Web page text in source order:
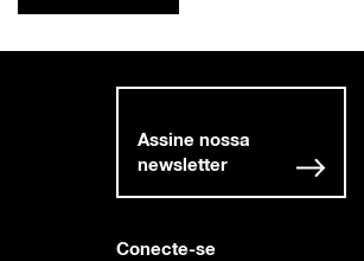
Conecte-se
Assine nossa
newsletter